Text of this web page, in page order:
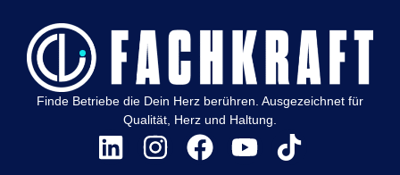
Finde Betriebe die Dein Herz berühren. Ausgezeichnet für
Qualität, Herz und Haltung.